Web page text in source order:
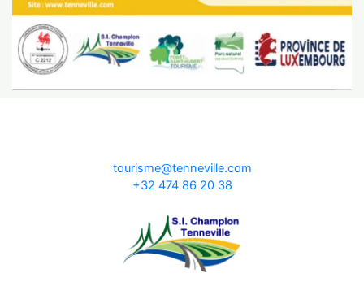
tourisme@tenneville.com
+32 474 86 20 38